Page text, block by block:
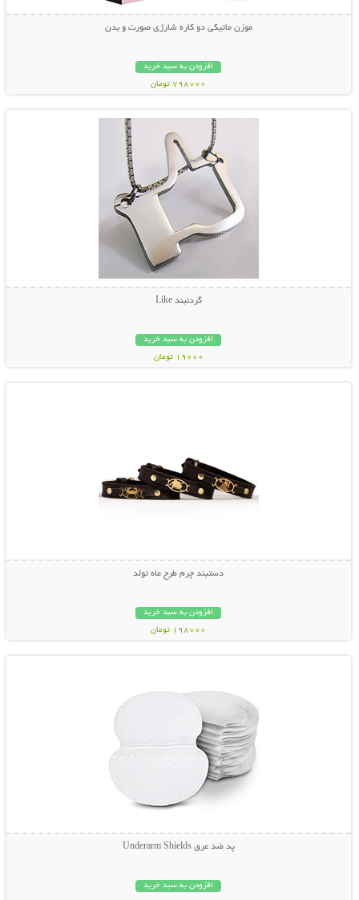
موزن ماتیکی دو کاره شارژی صورت و بدن
افزودن به سبد خرید
798000 تومان
نمایش توضیحات بیشتر
گردنبند Like
افزودن به سبد خرید
19000 تومان
نمایش توضیحات بیشتر
دستبند چرم طرح ماه تولد
افزودن به سبد خرید
198000 تومان
نمایش توضیحات بیشتر
پد ضد عرق Underarm Shields
افزودن به سبد خرید